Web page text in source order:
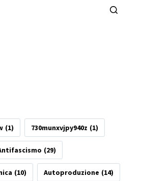
(1) 730munxvjpy940z (1)
(29)
(10) Autoproduzione (14)